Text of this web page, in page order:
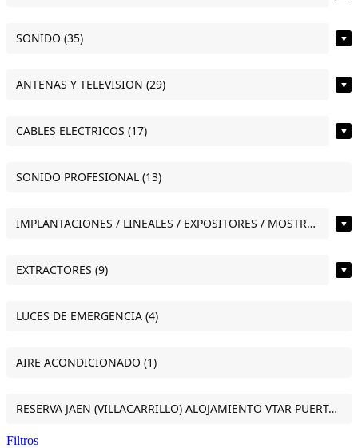
SONIDO (35) ▼
ANTENAS Y TELEVISION (29) ▼
CABLES ELECTRICOS (17) ▼
SONIDO PROFESIONAL (13)
IMPLANTACIONES / LINEALES / EXPOSITORES / MOSTRADORES (12) ▼
EXTRACTORES (9) ▼
LUCES DE EMERGENCIA (4)
AIRE ACONDICIONADO (1)
RESERVA JAEN (VILLACARRILLO) ALOJAMIENTO VTAR PUERTA DEL SOL ESTUDIO VILLACARRILLO (JAEN) (1)
Filtros